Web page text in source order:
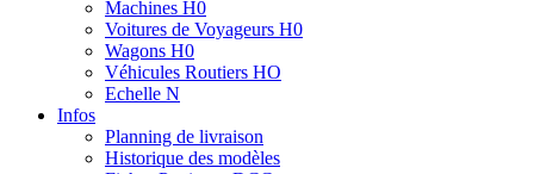
Machines H0
Voitures de Voyageurs H0
Wagons H0
Véhicules Routiers HO
Echelle N
Infos
Planning de livraison
Historique des modèles